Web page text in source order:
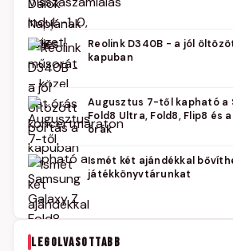
Reolink D340B - a jól
kapuban
Augusztus 7-től kapható a
Fold8 Ultra, Fold8, Flip8 és
órák
Ismét két ajándékkal
játékkönyvtárunkat
LEGOLVASOTTABB